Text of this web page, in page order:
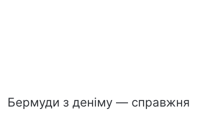
Бермуди з деніму — справжня